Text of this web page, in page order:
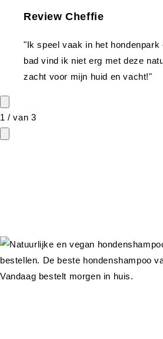
Review Cheffie
"Ik speel vaak in het
bad vind ik niet erg met deze
zacht voor mijn huid en vacht!"
1 /van 3